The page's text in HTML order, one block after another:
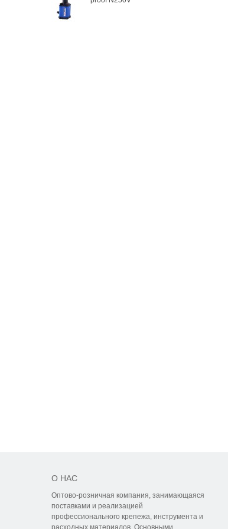
О НАС
Оптово-розничная компания, занимающаяся
поставками и реализацией
профессионального крепежа, инструмента и